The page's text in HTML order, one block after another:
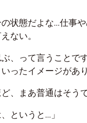
状態だよな…仕事
ない。
ぶ、って言うこと
ったイメージがあ
ど、まあ普通はそう
、というと…」